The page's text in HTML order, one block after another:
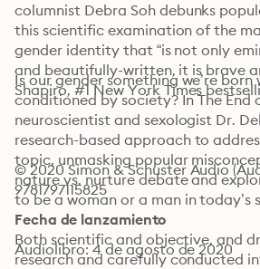
columnist Debra Soh debunks
this scientific examination of the
gender identity that “is not only
and beautifully-written, it is brave
Shapiro, #1 New York Times
Is our gender something we’re
conditioned by society? In The End
neuroscientist and sexologist Dr.
research-based approach to
topic, unmasking popular
nature vs. nurture debate and
to be a woman or a man in today’s
Both scientific and objective, and
research and carefully conducted
© 2020 Simon & Schuster Audio
9781797115825
Fecha de lanzamiento
Audiolibro: 4 de agosto de 2020